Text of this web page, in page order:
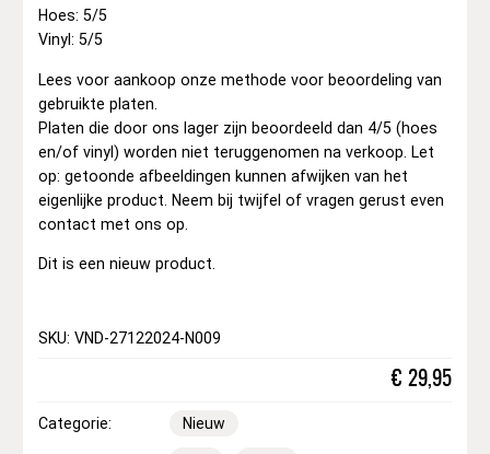
Hoes: 5/5
Vinyl: 5/5
Lees voor aankoop onze methode voor beoordeling van
gebruikte platen.
Platen die door ons lager zijn beoordeeld dan 4/5 (hoes
en/of vinyl) worden niet teruggenomen na verkoop. Let
op: getoonde afbeeldingen kunnen afwijken van het
eigenlijke product. Neem bij twijfel of vragen gerust even
contact met ons op.
Dit is een nieuw product.
SKU: VND-27122024-N009
€ 29,95
Categorie: Nieuw